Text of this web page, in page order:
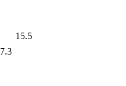
7.3
15.5